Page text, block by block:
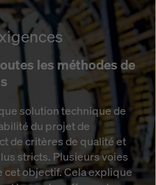
les méthodes de
solution technique de
du projet de
de critères de qualité et
stricts. Plusieurs voies
objectif. Cela explique